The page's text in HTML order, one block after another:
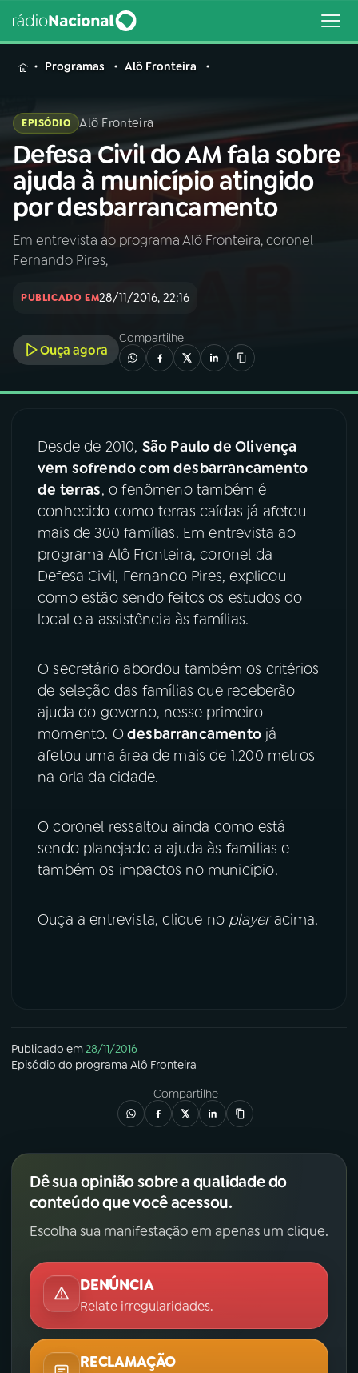
MENU
Buscar
na
Rádio
Nacional
Buscar
AO VIVO
INÍCIO
A RÁDIO
03PROGRAMAÇÃO
04PROGRAMAS
PODCASTS
06VIDEOCASTS
FESTIVAL DE MÚSICA
ACOMPANHE A RÁDIO NACIONAL
YouTube Facebook
TikTok
Programas Alô Fronteira
EPISÓDIO Alô Fronteira
Defesa Civil do AM fala sobre
ajuda à município atingido
por desbarrancamento
Em entrevista ao programa Alô Fronteira, coronel
Fernando Pires,
PUBLICADO EM28/11/2016, 22:16
Ouça agora
Compartilhe
Desde de 2010, São Paulo de Olivença
vem sofrendo com desbarrancamento
de terras, o fenômeno também é
conhecido como terras caídas já afetou
mais de 300 famílias. Em entrevista ao
programa Alô Fronteira, coronel da
Defesa Civil, Fernando Pires, explicou
como estão sendo feitos os estudos do
local e a assistência às famílias.
O secretário abordou também os critérios
de seleção das famílias que receberão
ajuda do governo, nesse primeiro
momento. Odesbarrancamentojá
afetou uma área de mais de 1.200 metros
na orla da cidade.
O coronel ressaltou ainda como está
sendo planejado a ajuda às familias e
também os impactos no município.
Ouça a entrevista, clique no playeracima.
Publicado em28/11/2016
Episódio do programa Alô Fronteira
Compartilhe
Dê sua opinião sobre a qualidade do
conteúdo que você acessou.
Escolha sua manifestação em apenas um clique.
DENÚNCIA
Relate irregularidades.
RECLAMAÇÃO